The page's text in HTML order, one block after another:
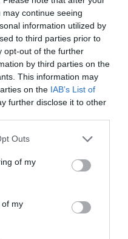
continue seeing
information utilized by
to third parties prior to
opt-out of the further
by third parties on the
This information may
on the IAB’s List of
further disclose it to other
Outs
of my
of my
las vacaciones por